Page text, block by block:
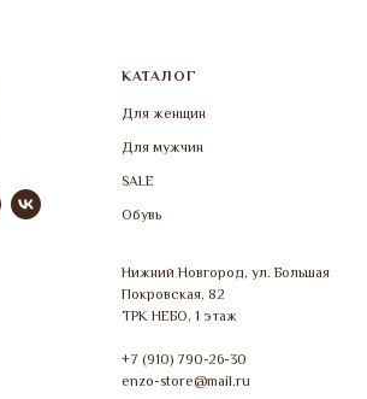
КАТАЛОГ
Для женщин
Для мужчин
SALE
Обувь
Нижний Новгород, ул. Большая
Покровская, 82
ТРК НЕБО, 1 этаж
+7 (910) 790-26-30
enzo-store@mail.ru